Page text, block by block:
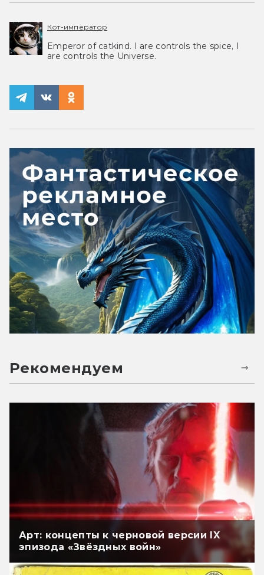
Кот-император
Emperor of catkind. I are controls the spice, I
are controls the Universe.
Рекомендуем
Арт: концепты к черновой версии IX
эпизода «Звёздных войн»